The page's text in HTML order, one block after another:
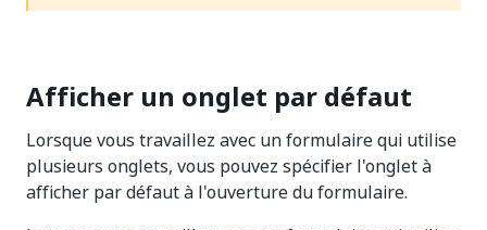
Afficher un onglet par défaut
Lorsque vous travaillez avec un formulaire qui utilise
plusieurs onglets, vous pouvez spécifier l'onglet à
afficher par défaut à l'ouverture du formulaire.